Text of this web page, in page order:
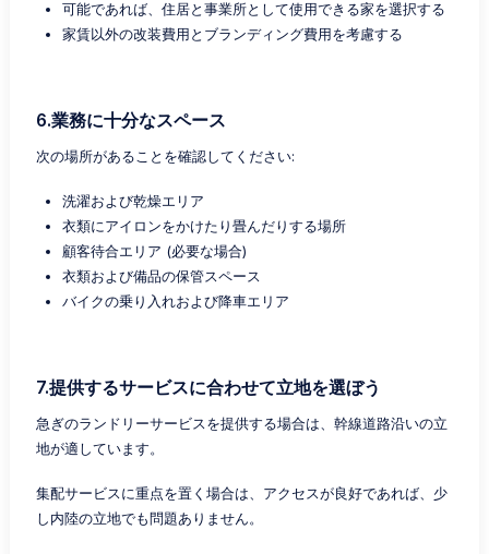
可能であれば、住居と事業所として使用できる家を選択する
家賃以外の改装費用とブランディング費用を考慮する
6.業務に十分なスペース
次の場所があることを確認してください:
洗濯および乾燥エリア
衣類にアイロンをかけたり畳んだりする場所
顧客待合エリア (必要な場合)
衣類および備品の保管スペース
バイクの乗り入れおよび降車エリア
7.提供するサービスに合わせて立地を選ぼう
急ぎのランドリーサービスを提供する場合は、幹線道路沿いの立
地が適しています。
集配サービスに重点を置く場合は、アクセスが良好であれば、少
し内陸の立地でも問題ありません。